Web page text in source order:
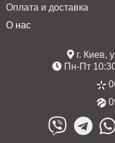
Оплата и доставка
О нас
г. Киев,
Пн-Пт